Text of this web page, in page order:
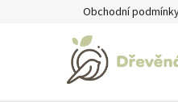
Obchodní